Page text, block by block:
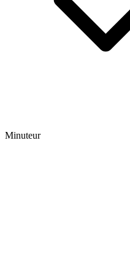
Minuteur